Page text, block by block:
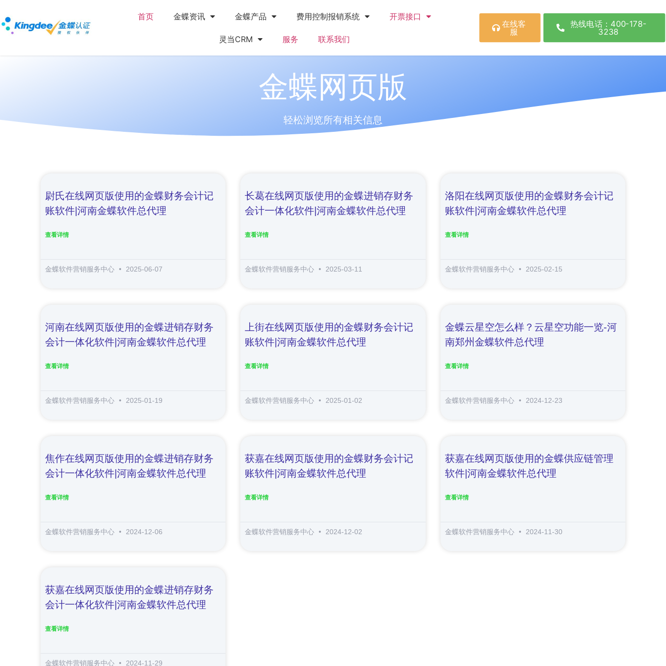
首页 金蝶资讯 金蝶产品 费用控制报销系统 开票接口
灵当CRM 服务 联系我们
在线客
服
热线电话：400-178-
3238
金蝶网页版
轻松浏览所有相关信息
尉氏在线网页版使用的金蝶财务会计记
账软件|河南金蝶软件总代理
查看详情
金蝶软件营销服务中心 2025-06-07
长葛在线网页版使用的金蝶进销存财务
会计一体化软件|河南金蝶软件总代理
查看详情
金蝶软件营销服务中心 2025-03-11
洛阳在线网页版使用的金蝶财务会计记
账软件|河南金蝶软件总代理
查看详情
金蝶软件营销服务中心 2025-02-15
河南在线网页版使用的金蝶进销存财务
会计一体化软件|河南金蝶软件总代理
查看详情
金蝶软件营销服务中心 2025-01-19
上街在线网页版使用的金蝶财务会计记
账软件|河南金蝶软件总代理
查看详情
金蝶软件营销服务中心 2025-01-02
金蝶云星空怎么样？云星空功能一览-河
南郑州金蝶软件总代理
查看详情
金蝶软件营销服务中心 2024-12-23
焦作在线网页版使用的金蝶进销存财务
会计一体化软件|河南金蝶软件总代理
查看详情
金蝶软件营销服务中心 2024-12-06
获嘉在线网页版使用的金蝶财务会计记
账软件|河南金蝶软件总代理
查看详情
金蝶软件营销服务中心 2024-12-02
获嘉在线网页版使用的金蝶供应链管理
软件|河南金蝶软件总代理
查看详情
金蝶软件营销服务中心 2024-11-30
获嘉在线网页版使用的金蝶进销存财务
会计一体化软件|河南金蝶软件总代理
查看详情
金蝶软件营销服务中心 2024-11-29